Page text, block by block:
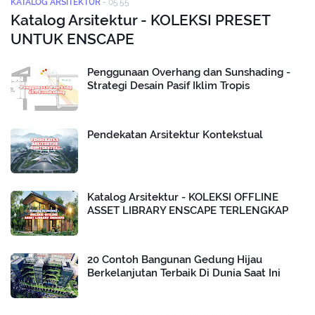
KATALOG ARSITEKTUR - 05.55
Katalog Arsitektur - KOLEKSI PRESET
UNTUK ENSCAPE
Penggunaan Overhang dan Sunshading -
Strategi Desain Pasif Iklim Tropis
Pendekatan Arsitektur Kontekstual
Katalog Arsitektur - KOLEKSI OFFLINE
ASSET LIBRARY ENSCAPE TERLENGKAP
20 Contoh Bangunan Gedung Hijau
Berkelanjutan Terbaik Di Dunia Saat Ini